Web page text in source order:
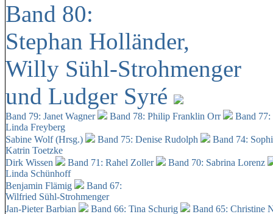
Band 80:
Stephan Holländer,
Willy Sühl-Strohmenger
und Ludger Syré
Band 79: Janet Wagner Band 78: Philip Franklin Orr
Band
Linda Freyberg
Sabine Wolf (Hrsg.)
Band 75: Denise Rudolph
Band 74:
Katrin Toetzke
Dirk Wissen
Band 71: Rahel Zoller
Band 70: Sabrina Lorenz
Linda Schünhoff
Benjamin Flämig
Band 67:
Wilfried Sühl-Strohmenger
Jan-Pieter Barbian
Band 66: Tina Schurig
Band 65: Christine